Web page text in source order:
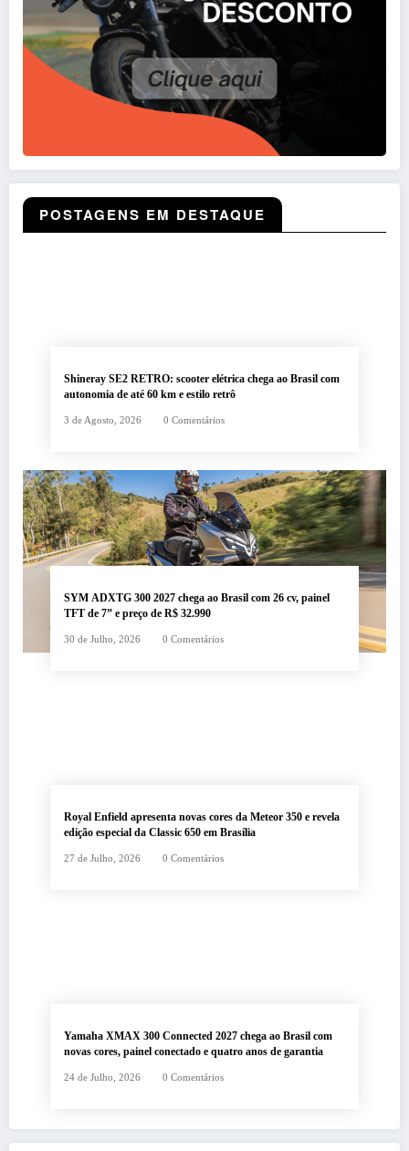
POSTAGENS EM DESTAQUE
Shineray SE2 RETRO: scooter elétrica chega ao Brasil com
autonomia de até 60 km e estilo retrô
3 de Agosto, 2026 0 Comentários
SYM ADXTG 300 2027 chega ao Brasil com 26 cv, painel
TFT de 7” e preço de R$ 32.990
30 de Julho, 2026 0 Comentários
Royal Enfield apresenta novas cores da Meteor 350 e revela
edição especial da Classic 650 em Brasília
27 de Julho, 2026 0 Comentários
Yamaha XMAX 300 Connected 2027 chega ao Brasil com
novas cores, painel conectado e quatro anos de garantia
24 de Julho, 2026 0 Comentários